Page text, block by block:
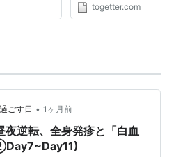
togetter.com
ごす日 • 1ヶ月前
逆転、全身発疹と「白血